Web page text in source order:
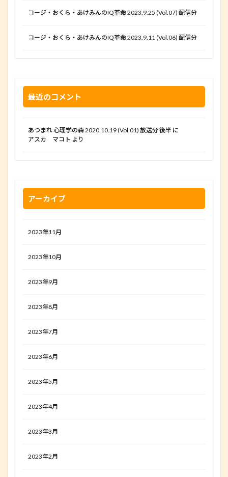
コージ・おくら・あけみんのIQ革命 2023.9.25 (Vol.07) 配信分
コージ・おくら・あけみんのIQ革命 2023.9.11 (Vol.06) 配信分
最近のコメント
あつまれ 心理学の森 2020.10.19 (Vol.01) 放送分 後半 に
アスカ マコト より
アーカイブ
2023年11月
2023年10月
2023年9月
2023年8月
2023年7月
2023年6月
2023年5月
2023年4月
2023年3月
2023年2月